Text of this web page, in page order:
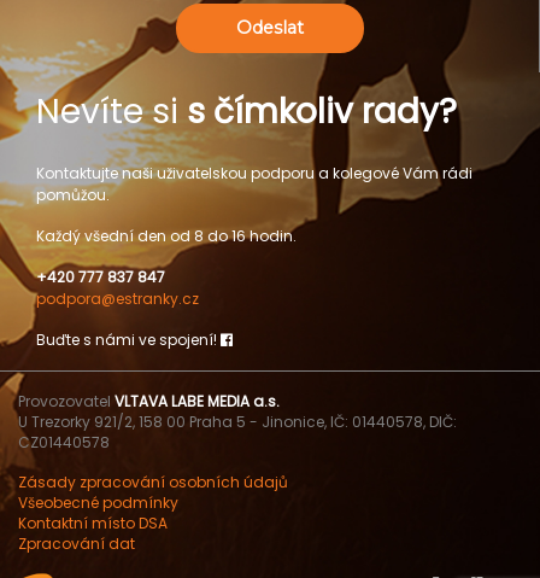
Odeslat
Nevíte si s čímkoliv rady?
Kontaktujte naši uživatelskou podporu a kolegové Vám rádi
pomůžou.
Každý všední den od 8 do 16 hodin.
+420 777 837 847
podpora@estranky.cz
Buďte s námi ve spojení!
Provozovatel VLTAVA LABE MEDIA a.s.
U Trezorky 921/2, 158 00 Praha 5 - Jinonice, IČ: 01440578, DIČ:
CZ01440578
Zásady zpracování osobních údajů
Všeobecné podmínky
Kontaktní místo DSA
Zpracování dat